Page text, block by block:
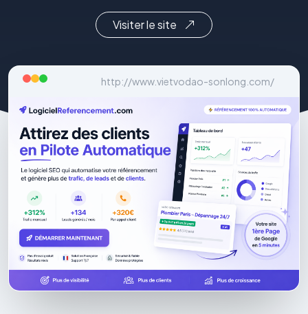
Visiter le site
http://www.vietvodao-sonlong.com/